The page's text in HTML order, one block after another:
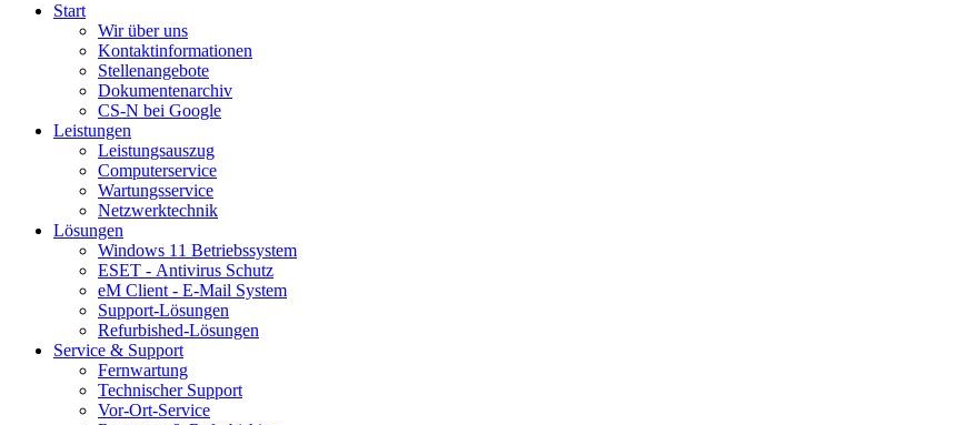
Start
Wir über uns
Kontaktinformationen
Stellenangebote
Dokumentenarchiv
CS-N bei Google
Leistungen
Leistungsauszug
Computerservice
Wartungsservice
Netzwerktechnik
Lösungen
Windows 11 Betriebssystem
ESET - Antivirus Schutz
eM Client - E-Mail System
Support-Lösungen
Refurbished-Lösungen
Service & Support
Fernwartung
Technischer Support
Vor-Ort-Service